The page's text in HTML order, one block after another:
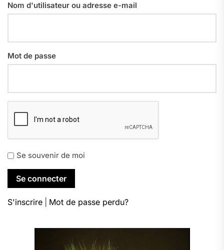
Nom d'utilisateur ou adresse e-mail
Mot de passe
Se souvenir de moi
S'inscrire Mot de passe perdu?